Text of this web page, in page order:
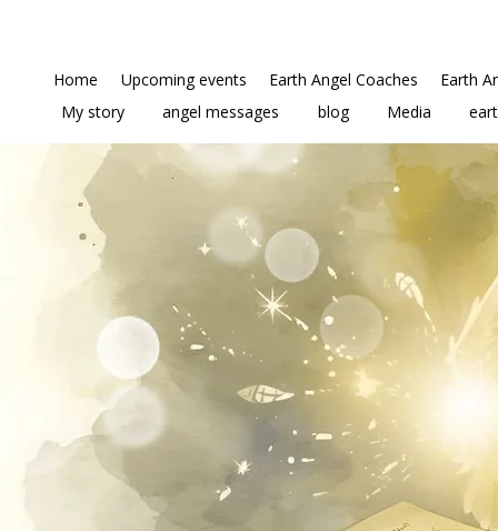
Home Upcoming events Earth Angel Coaches
Earth
My story
angel messages blog Media